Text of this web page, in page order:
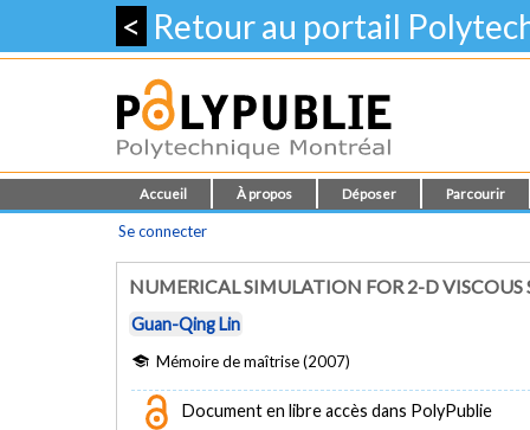
< Retour au portail
Accueil À propos Déposer Parcourir
Se connecter
NUMERICAL SIMULATION FOR 2-D VISCOUS
Guan-Qing Lin
Mémoire de maîtrise (2007)
Document en libre accès dans PolyPublie